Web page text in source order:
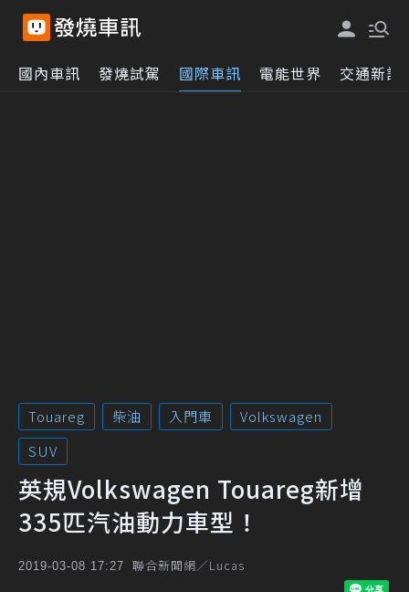
國內車訊 發燒試駕 國際車訊 電能世界 交通新訊
Touareg 柴油 入門車
Volkswagen
SUV
英規Volkswagen Touareg新增
335匹汽油動力車型！
2019-03-08 17:27 聯合新聞網／Lucas